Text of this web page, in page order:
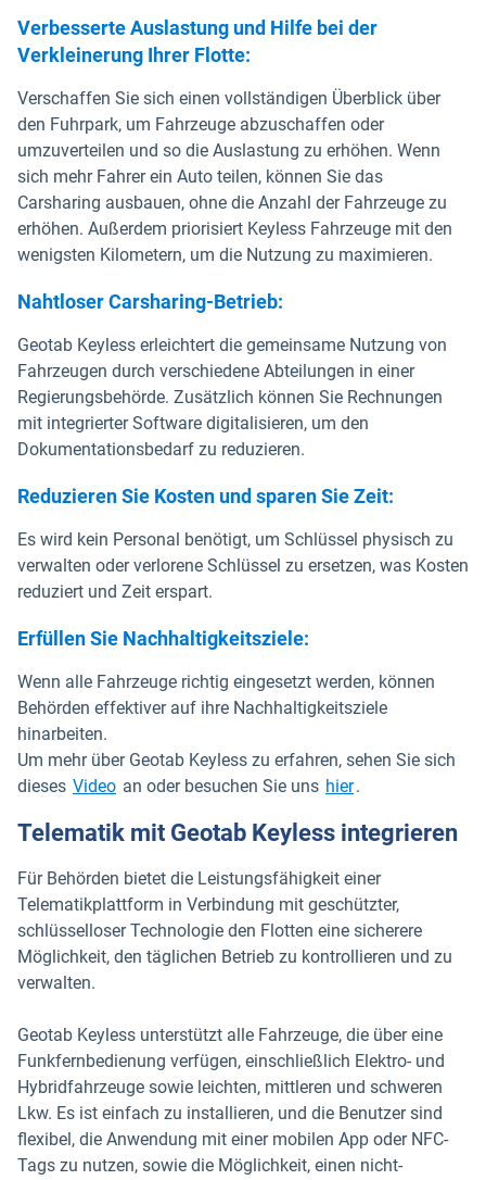
Verbesserte Auslastung und Hilfe bei der
Verkleinerung Ihrer Flotte:
Verschaffen Sie sich einen vollständigen Überblick über
den Fuhrpark, um Fahrzeuge abzuschaffen oder
umzuverteilen und so die Auslastung zu erhöhen. Wenn
sich mehr Fahrer ein Auto teilen, können Sie das
Carsharing ausbauen, ohne die Anzahl der Fahrzeuge zu
erhöhen. Außerdem priorisiert Keyless Fahrzeuge mit den
wenigsten Kilometern, um die Nutzung zu maximieren.
Nahtloser Carsharing-Betrieb:
Geotab Keyless erleichtert die gemeinsame Nutzung von
Fahrzeugen durch verschiedene Abteilungen in einer
Regierungsbehörde. Zusätzlich können Sie Rechnungen
mit integrierter Software digitalisieren, um den
Dokumentationsbedarf zu reduzieren.
Reduzieren Sie Kosten und sparen Sie Zeit:
Es wird kein Personal benötigt, um Schlüssel physisch zu
verwalten oder verlorene Schlüssel zu ersetzen, was Kosten
reduziert und Zeit erspart.
Erfüllen Sie Nachhaltigkeitsziele:
Wenn alle Fahrzeuge richtig eingesetzt werden, können
Behörden effektiver auf ihre Nachhaltigkeitsziele
hinarbeiten.
Um mehr über Geotab Keyless zu erfahren, sehen Sie sich
dieses VideoIn neuem Fenster öffnen
an oder besuchen Sie uns hier.
Telematik mit Geotab Keyless integrieren
Für Behörden bietet die Leistungsfähigkeit einer
Telematikplattform in Verbindung mit geschützter,
schlüsselloser Technologie den Flotten eine sicherere
Möglichkeit, den täglichen Betrieb zu kontrollieren und zu
verwalten.
Geotab Keyless unterstützt alle Fahrzeuge, die über eine
Funkfernbedienung verfügen, einschließlich Elektro- und
Hybridfahrzeuge sowie leichten, mittleren und schweren
Lkw. Es ist einfach zu installieren, und die Benutzer sind
flexibel, die Anwendung mit einer mobilen App oder NFC-
Tags zu nutzen, sowie die Möglichkeit, einen nicht-